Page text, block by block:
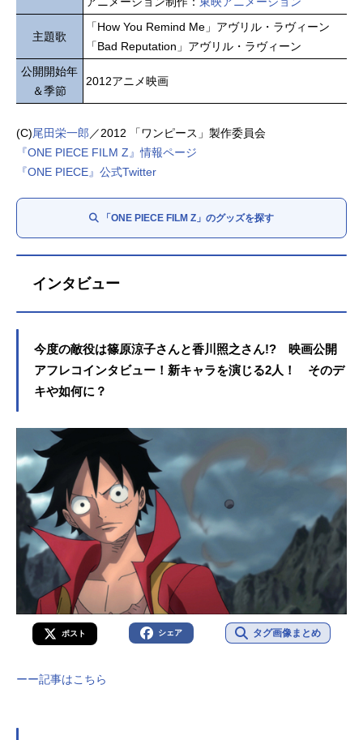
主題歌
「How You Remind Me」アヴリル・ラヴィーン
「Bad Reputation」アヴリル・ラヴィーン
公開開始年
＆季節
2012アニメ映画
(C)尾田栄一郎／2012 「ワンピース」製作委員会
『ONE PIECE FILM Z』情報ページ
『ONE PIECE』公式Twitter
「ONE PIECE FILM Z」のグッズを探す
インタビュー
今度の敵役は篠原涼子さんと香川照之さん!? 映画公開
アフレコインタビュー！新キャラを演じる2人！ そのデ
キや如何に？
ポスト シェア タグ画像まとめ
ーー記事はこちら